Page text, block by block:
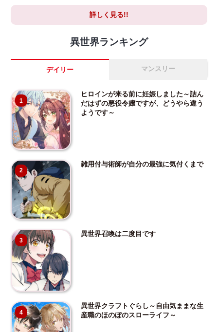
詳しく見る!!
異世界ランキング
デイリー マンスリー
1
ヒロインが来る前に妊娠しました～詰ん
だはずの悪役令嬢ですが、どうやら違う
ようです～
2
雑用付与術師が自分の最強に気付くまで
3
異世界召喚は二度目です
4
異世界クラフトぐらし～自由気ままな生
産職のほのぼのスローライフ～